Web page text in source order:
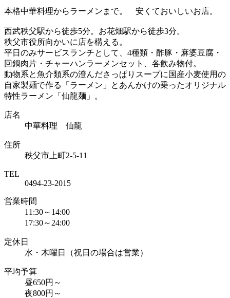
本格中華料理からラーメンまで。 安くておいしいお店。
西武秩父駅から徒歩5分。お花畑駅から徒歩3分。
秩父市役所向かいに店を構える。
平日のみサービスランチとして、4種類・酢豚・麻婆豆腐・
回鍋肉片・チャーハンラーメンセット、各飲み物付。
動物系と魚介類系の澄んださっぱりスープに国産小麦使用の
自家製麺で作る「ラーメン」とあんかけの乗ったオリジナル
特性ラーメン「仙龍麺」。
店名
中華料理 仙龍
住所
秩父市上町2-5-11
TEL
0494-23-2015
営業時間
11:30～14:00
17:30～24:00
定休日
水・木曜日（祝日の場合は営業）
平均予算
昼650円～
夜800円～